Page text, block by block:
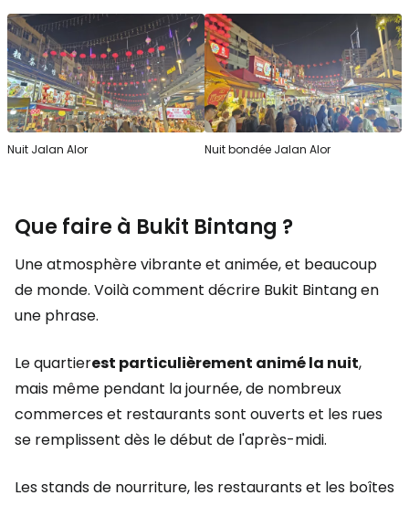
Nuit Jalan Alor Nuit bondée Jalan Alor
Que faire à Bukit Bintang ?
Une atmosphère vibrante et animée, et beaucoup
de monde. Voilà comment décrire Bukit Bintang en
une phrase.
Le quartierest particulièrement animé la nuit,
mais même pendant la journée, de nombreux
commerces et restaurants sont ouverts et les rues
se remplissent dès le début de l'après-midi.
Les stands de nourriture, les restaurants et les boîtes